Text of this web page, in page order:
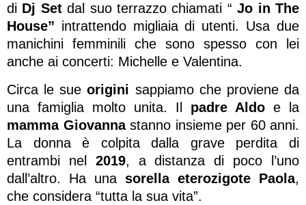
di Dj Setdal suo terrazzo chiamati “ Jo in The
House” intrattendo migliaia di utenti. Usa due
manichini femminili che sono spesso con lei
anche ai concerti: Michelle e Valentina.
Circa le sueorigini sappiamo che proviene da
una famiglia molto unita. Il padre Aldo e la
mamma Giovannastanno insieme per 60 anni.
La donna è colpita dalla grave perdita di
entrambi nel 2019, a distanza di poco l’uno
dall’altro. Ha una sorella eterozigote Paola,
che considera “tutta la sua vita”.